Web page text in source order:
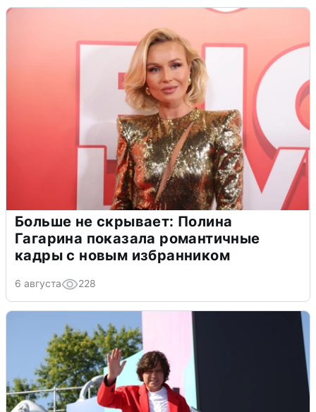
Больше не скрывает: Полина
Гагарина показала романтичные
кадры с новым избранником
6 августа 228